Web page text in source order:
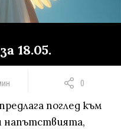
18.05.
0
поглед към
напътствията,